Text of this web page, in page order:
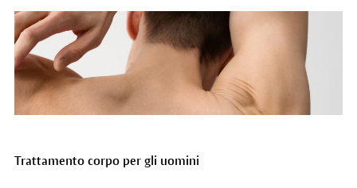
Trattamento corpo per gli uomini